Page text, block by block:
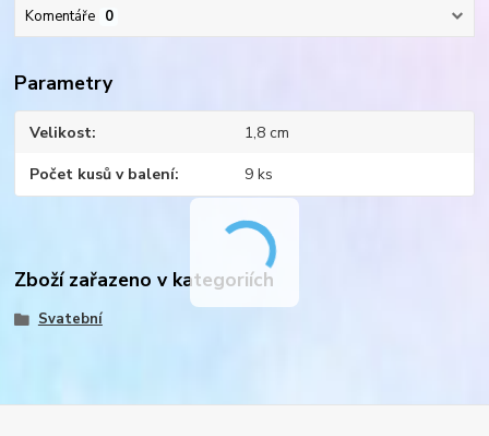
Komentáře 0
Parametry
Velikost 1,8 cm
Počet kusů v balení 9 ks
Zboží zařazeno v kategoriích
Svatební